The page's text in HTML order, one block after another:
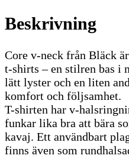
Beskrivning
Core v-neck från Bläck
t-shirts – en stilren bas i
lätt lyster och en liten
komfort och följsamhet.
T-shirten har v-
funkar lika bra att bära
kavaj. Ett användbart
finns även som